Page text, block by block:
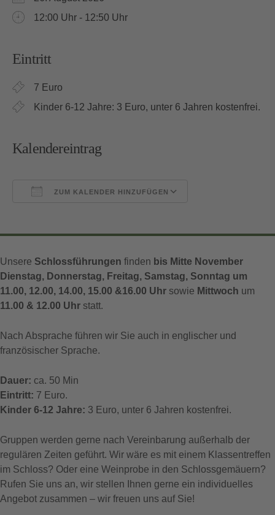
12:00 Uhr - 12:50 Uhr
Eintritt
7 Euro
Kinder 6-12 Jahre: 3 Euro, unter 6 Jahren kostenfrei.
Kalendereintrag
ZUM KALENDER HINZUFÜGEN
Unsere Schlossführungen finden bis Mitte November
Dienstag, Donnerstag, Freitag, Samstag, Sonntag um
11.00, 12.00, 14.00, 15.00 &16.00 Uhr sowie Mittwoch um
11.00 & 12.00 Uhr statt.
Nach Absprache führen wir Sie auch in englischer und
französischer Sprache.
Dauer: ca. 50 Min
Eintritt: 7 Euro.
Kinder 6-12 Jahre: 3 Euro, unter 6 Jahren kostenfrei.
Gruppen werden gerne nach Vereinbarung außerhalb der
regulären Zeiten geführt. Wir wäre es mit einem Klassentreffen
im Schloss? Oder eine Weinprobe in den Schlossgemäuern?
Rufen Sie uns an, wir stellen Ihnen gerne ein individuelles
Angebot zusammen – wir freuen uns auf Sie!